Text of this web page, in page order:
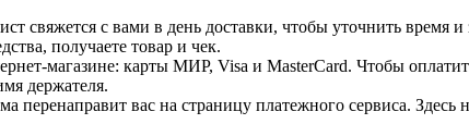
свяжется с вами в день доставки, чтобы уточнить время
получаете товар и чек.
магазине: карты МИР, Visa и MasterCard. Чтобы
держателя.
вас на страницу платежного сервиса.